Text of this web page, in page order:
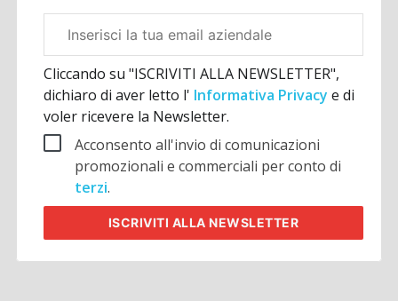
aziendale
Cliccando su "ISCRIVITI ALLA NEWSLETTER",
dichiaro di aver letto l' Informativa Privacye di
voler ricevere la Newsletter.
Acconsento all'invio di comunicazioni
promozionali e commerciali per conto di
terzi.
ISCRIVITI ALLA NEWSLETTER